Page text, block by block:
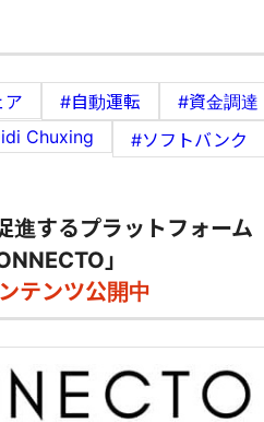
ア #自動運転
#資金調達
Chuxing
#ソフトバンク
進するプラットフォーム
」
テンツ公開中